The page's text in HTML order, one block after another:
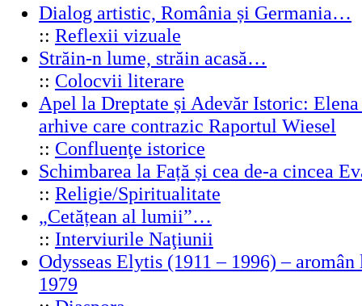
Dialog artistic, România și Germania…
:: Reflexii vizuale
Străin-n lume, străin acasă…
:: Colocvii literare
Apel la Dreptate și Adevăr Istoric:
arhive care contrazic Raportul Wiesel
:: Confluenţe istorice
Schimbarea la Față și cea de-a cincea
:: Religie/Spiritualitate
„Cetățean al lumii”…
:: Interviurile Naţiunii
Odysseas Elytis (1911 – 1996) –
1979